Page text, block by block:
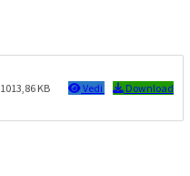
1013,86 KB Vedi Download